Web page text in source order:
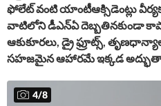
ఫోలేట్ వంటి యాంటీఆక్సిడెంట్లు
వాటిలోని డీఎన్ఏ దెబ్బతినకుండా
ఆకుకూరలు, డ్రై ఫ్రూట్స్,
సహజమైన ఆహారమే ఇక్కడ
4/8